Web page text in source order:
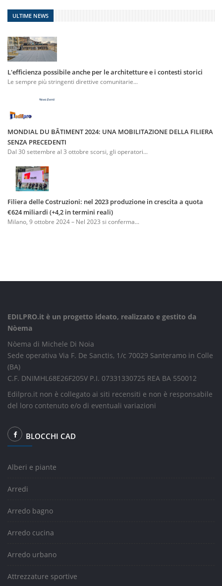
ULTIME NEWS
L'efficienza possibile anche per le architetture e i contesti storici
Le sempre più stringenti direttive comunitarie...
MONDIAL DU BÂTIMENT 2024: UNA MOBILITAZIONE DELLA FILIERA
SENZA PRECEDENTI
Dal 30 settembre al 3 ottobre scorsi, gli operatori...
Filiera delle Costruzioni: nel 2023 produzione in crescita a quota
€624 miliardi (+4,2 in termini reali)
Milano, 9 ottobre 2024 – Nel 2023 si conferma...
EDILPRO.it è un progetto ideato, realizzato e gestito da
Nòema
Nòema di Michele Di Noia
Sede operativa Via F. De Sanctis, 1/c 70029 Santeramo in Colle
(BA)
C.F. DNIMHL68E26F205V P.I. 07331330725 REA BA 550012
Edilpro.it non è collegato ai siti recensiti e non è responsabile
del loro contenuto e/o di eventuali variazioni
BLOCCHI CAD
Alberi e piante
Arredi
Arredo bagno
Arredo cucina
Arredo urbano
Attrezzature sportive